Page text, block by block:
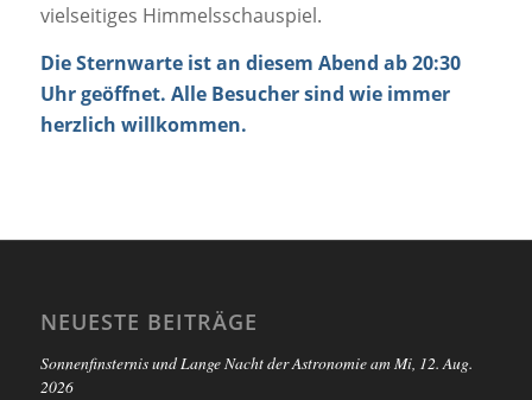
vielseitiges Himmelsschauspiel.
Die Sternwarte ist an diesem Abend ab 20:30
Uhr geöffnet. Alle Besucher sind wie immer
herzlich willkommen.
NEUESTE BEITRÄGE
Sonnenfinsternis und Lange Nacht der Astronomie am Mi, 12. Aug.
2026